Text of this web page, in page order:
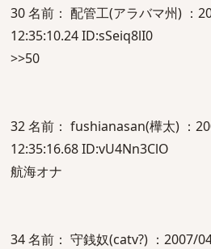
30 名前： 配管工(アラバマ州) ：
12:35:10.24 ID:sSeiq8lI0
>>50
32 名前： fushianasan(樺太) ：
12:35:16.68 ID:vU4Nn3ClO
航海オナ
34 名前： 守銭奴(catv?) ：2007/